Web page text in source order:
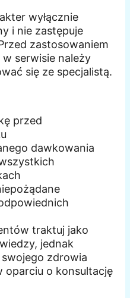
wyłącznie
i nie zastępuje
zastosowaniem
serwisie należy
się ze specjalistą.
przed
dawkowania
traktuj jako
jednak
zdrowia
oparciu o konsultację